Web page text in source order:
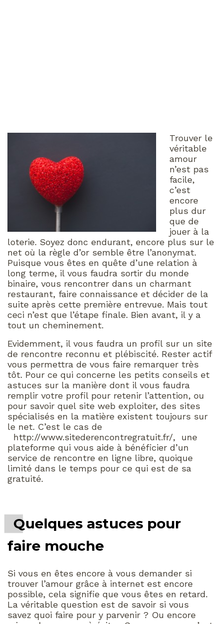
Trouver le
véritable
amour
n’est pas
facile,
c’est
encore
plus dur
que de
jouer à la
loterie. Soyez donc endurant, encore plus sur le
net où la règle d’or semble être l’anonymat.
Puisque vous êtes en quête d’une relation à
long terme, il vous faudra sortir du monde
binaire, vous rencontrer dans un charmant
restaurant, faire connaissance et décider de la
suite après cette première entrevue. Mais tout
ceci n’est que l’étape finale. Bien avant, il y a
tout un cheminement.
Evidemment, il vous faudra un profil sur un site
de rencontre reconnu et plébiscité. Rester actif
vous permettra de vous faire remarquer très
tôt. Pour ce qui concerne les petits conseils et
astuces sur la manière dont il vous faudra
remplir votre profil pour retenir l’attention, ou
pour savoir quel site web exploiter, des sites
spécialisés en la matière existent toujours sur
le net. C’est le cas de
http://www.sitederencontregratuit.fr/, une
plateforme qui vous aide à bénéficier d’un
service de rencontre en ligne libre, quoique
limité dans le temps pour ce qui est de sa
gratuité.
Quelques astuces pour
faire mouche
Si vous en êtes encore à vous demander si
trouver l’amour grâce à internet est encore
possible, cela signifie que vous êtes en retard.
La véritable question est de savoir si vous
savez quoi faire pour y parvenir ? Ou encore